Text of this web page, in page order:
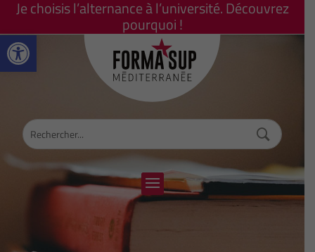
Ouvrir la barre d’outils
Je choisis l’alternance à l’université. Découvrez
pourquoi !